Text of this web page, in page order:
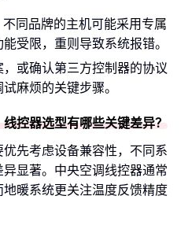
不同品牌的主机可能采用专属
受限，重则导致系统报错。
或确认第三方控制器的协议
麻烦的关键步骤。
控器选型有哪些关键差异？
先考虑设备兼容性，不同系
显著。中央空调线控器通常
暖系统更关注温度反馈精度